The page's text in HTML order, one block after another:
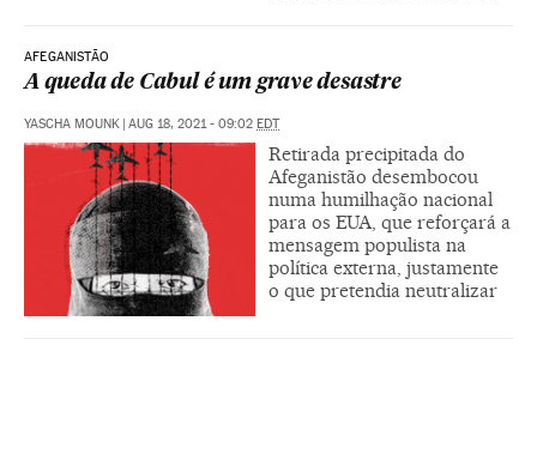
AFEGANISTÃO
A queda de Cabul é um grave desastre
YASCHA MOUNK | AUG 18, 2021 - 09:02 EDT
Retirada precipitada do
Afeganistão desembocou
numa humilhação nacional
para os EUA, que reforçará a
mensagem populista na
política externa, justamente
o que pretendia neutralizar